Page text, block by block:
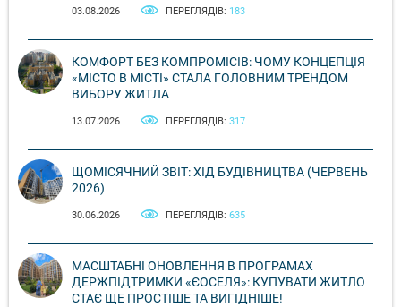
03.08.2026 ПЕРЕГЛЯДІВ: 183
КОМФОРТ БЕЗ КОМПРОМІСІВ: ЧОМУ КОНЦЕПЦІЯ
«МІСТО В МІСТІ» СТАЛА ГОЛОВНИМ ТРЕНДОМ
ВИБОРУ ЖИТЛА
13.07.2026 ПЕРЕГЛЯДІВ: 317
ЩОМІСЯЧНИЙ ЗВІТ: ХІД БУДІВНИЦТВА (ЧЕРВЕНЬ
2026)
30.06.2026 ПЕРЕГЛЯДІВ: 635
МАСШТАБНІ ОНОВЛЕННЯ В ПРОГРАМАХ
ДЕРЖПІДТРИМКИ «ЄОСЕЛЯ»: КУПУВАТИ ЖИТЛО
СТАЄ ЩЕ ПРОСТІШЕ ТА ВИГІДНІШЕ!